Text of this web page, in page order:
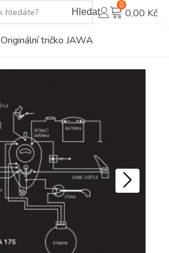
Hledat
0
0,00 Kč
Originální tričko JAWA